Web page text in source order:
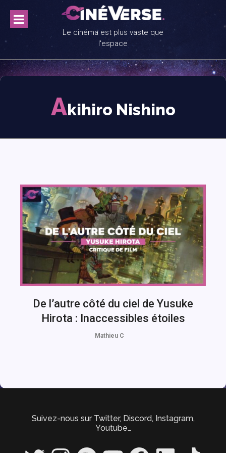
content
Le cinéma est plus vaste que
l'espace
Akihiro Nishino
De l’autre côté du ciel de Yusuke
Hirota : Inaccessibles étoiles
Mathieu C
Suivez-nous sur Twitter, Discord, Instagram,
Youtube…
Twitter InstagramSpotify YouTube FacebookLinkedIn TikTok